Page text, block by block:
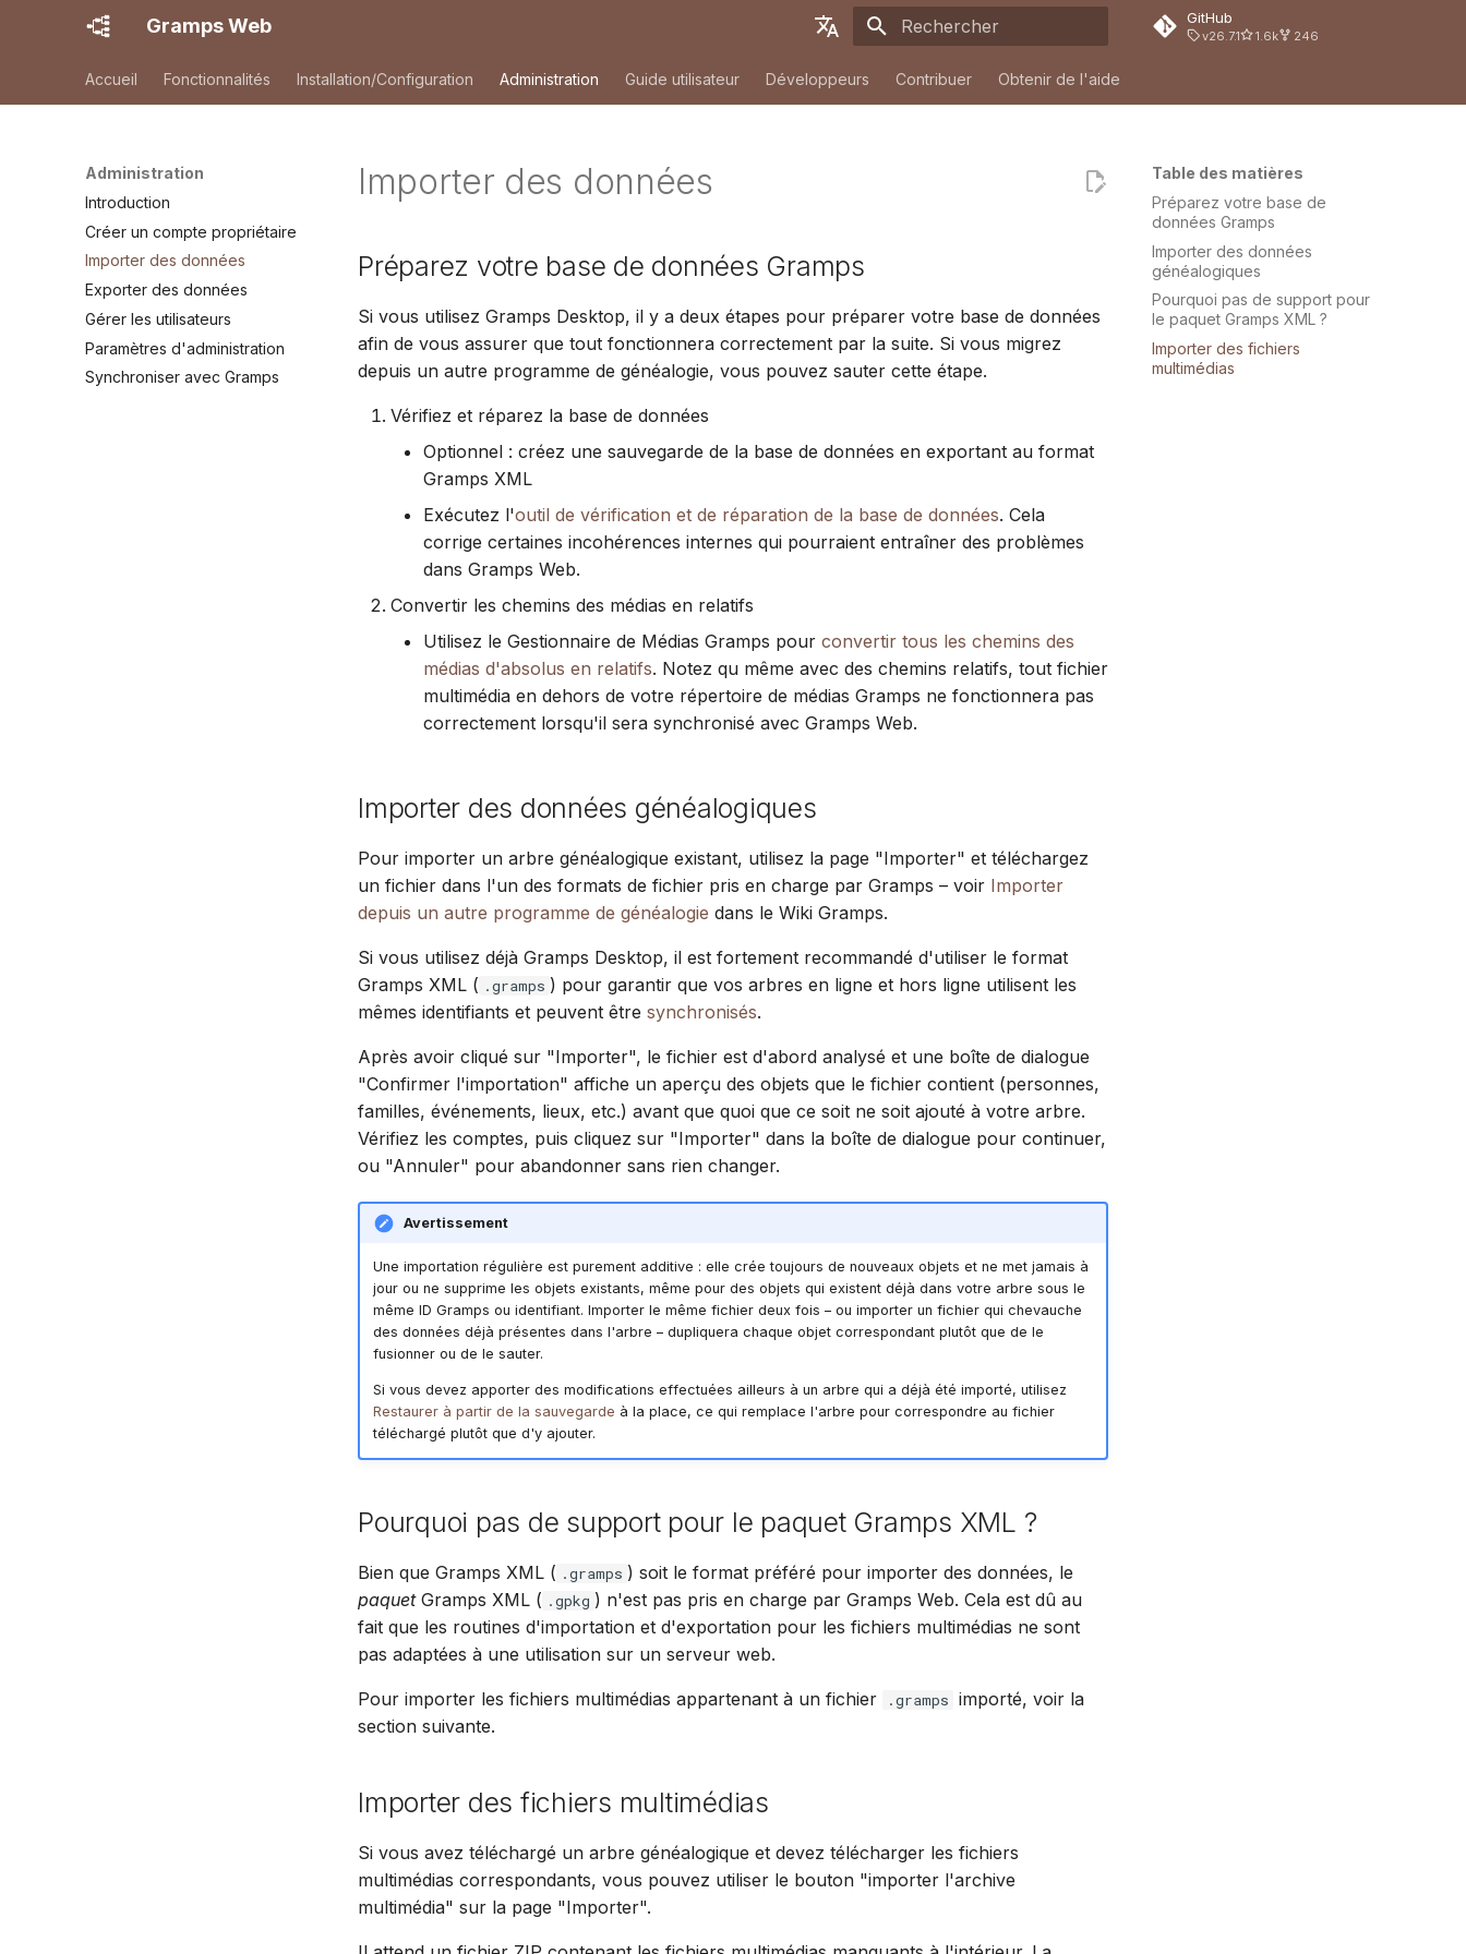
Gramps Web
English
Tiếng Việt
Türkçe
Русский
Suomi
Italiano
GitHub
v26.7.1 1.6k 246
Accueil Fonctionnalités Installation/Configuration Administration Guide utilisateur Développeurs Contribuer Obtenir de l'aide
Administration
Introduction
Créer un compte propriétaire
Importer des données
Exporter des données
Gérer les utilisateurs
Paramètres d'administration
Synchroniser avec Gramps
Table des matières
Préparez votre base de
données Gramps
Importer des données
généalogiques
Pourquoi pas de support pour
le paquet Gramps XML ?
Importer des fichiers
multimédias
Importer des données
Préparez votre base de données Gramps
Si vous utilisez Gramps Desktop, il y a deux étapes pour préparer votre base de données
afin de vous assurer que tout fonctionnera correctement par la suite. Si vous migrez
depuis un autre programme de généalogie, vous pouvez sauter cette étape.
Vérifiez et réparez la base de données
Optionnel : créez une sauvegarde de la base de données en exportant au format
Gramps XML
Exécutez l'outil de vérification et de réparation de la base de données. Cela
corrige certaines incohérences internes qui pourraient entraîner des problèmes
dans Gramps Web.
Convertir les chemins des médias en relatifs
Utilisez le Gestionnaire de Médias Gramps pour convertir tous les chemins des
médias d'absolus en relatifs. Notez qu même avec des chemins relatifs, tout fichier
multimédia en dehors de votre répertoire de médias Gramps ne fonctionnera pas
correctement lorsqu'il sera synchronisé avec Gramps Web.
Importer des données généalogiques
Pour importer un arbre généalogique existant, utilisez la page "Importer" et téléchargez
un fichier dans l'un des formats de fichier pris en charge par Gramps – voir Importer
depuis un autre programme de généalogie dans le Wiki Gramps.
Si vous utilisez déjà Gramps Desktop, il est fortement recommandé d'utiliser le format
Gramps XML ( .gramps ) pour garantir que vos arbres en ligne et hors ligne utilisent les
mêmes identifiants et peuvent être synchronisés.
Après avoir cliqué sur "Importer", le fichier est d'abord analysé et une boîte de dialogue
"Confirmer l'importation" affiche un aperçu des objets que le fichier contient (personnes,
familles, événements, lieux, etc.) avant que quoi que ce soit ne soit ajouté à votre arbre.
Vérifiez les comptes, puis cliquez sur "Importer" dans la boîte de dialogue pour continuer,
ou "Annuler" pour abandonner sans rien changer.
Avertissement
Une importation régulière est purement additive : elle crée toujours de nouveaux objets et ne met jamais à
jour ou ne supprime les objets existants, même pour des objets qui existent déjà dans votre arbre sous le
même ID Gramps ou identifiant. Importer le même fichier deux fois – ou importer un fichier qui chevauche
des données déjà présentes dans l'arbre – dupliquera chaque objet correspondant plutôt que de le
fusionner ou de le sauter.
Si vous devez apporter des modifications effectuées ailleurs à un arbre qui a déjà été importé, utilisez
Restaurer à partir de la sauvegarde à la place, ce qui remplace l'arbre pour correspondre au fichier
téléchargé plutôt que d'y ajouter.
Pourquoi pas de support pour le paquet Gramps XML ?
Bien que Gramps XML ( .gramps ) soit le format préféré pour importer des données, le
paquetGramps XML ( .gpkg ) n'est pas pris en charge par Gramps Web. Cela est dû au
fait que les routines d'importation et d'exportation pour les fichiers multimédias ne sont
pas adaptées à une utilisation sur un serveur web.
Pour importer les fichiers multimédias appartenant à un fichier .gramps importé, voir la
section suivante.
Importer des fichiers multimédias
Si vous avez téléchargé un arbre généalogique et devez télécharger les fichiers
multimédias correspondants, vous pouvez utiliser le bouton "importer l'archive
multimédia" sur la page "Importer".